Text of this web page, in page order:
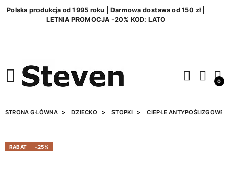
Polska produkcja od 1995 roku | Darmowa dostawa od 150 zł |
LETNIA PROMOCJA -20% KOD: LATO
0
STRONA GŁÓWNA DZIECKO STOPKI CIEPŁE ANTYPOŚLIZGOWE
RABAT -25%